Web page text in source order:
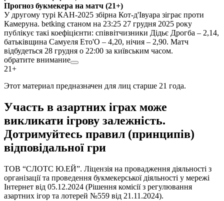
Прогноз букмекера на матч (21+)
У другому турі КАН-2025 збірна Кот-д'Івуара зіграє проти
Камеруна. betking станом на 23:25 27 грудня 2025 року
публікує такі коефіцієнти: співвітчизники Дідьє Дрогба – 2,14,
батьківщина Самуеля Ето'О – 4,20, нічия – 2,90. Матч
відбудеться 28 грудня о 22:00 за київським часом.
обратите внимание
21+
Этот материал предназначен для лиц старше 21 года.
Участь в азартних іграх може
викликати ігрову залежність.
Дотримуйтесь правил (принципів)
відповідальної гри
ТОВ “СЛОТС Ю.ЕЙ”. Ліцензія на провадження діяльності з
організації та проведення букмекерської діяльності у мережі
Інтернет від 05.12.2024 (Рішення комісії з регулювання
азартних ігор та лотерей №559 від 21.11.2024).